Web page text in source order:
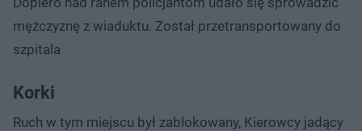
mężczyznę z wiaduktu. Został przetransportowany do
szpitala
Korki
Ruch w tym miejscu był zablokowany, Kierowcy jadący